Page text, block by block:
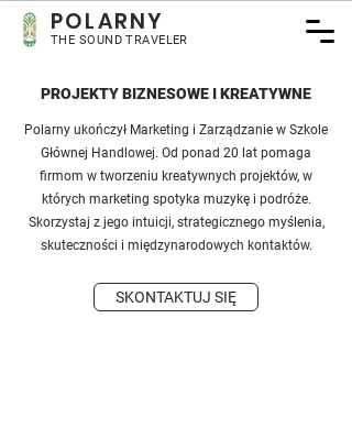
POLARNY
THE SOUND TRAVELER
PROJEKTY BIZNESOWE I KREATYWNE
Polarny ukończył Marketing i Zarządzanie w Szkole
Głównej Handlowej. Od ponad 20 lat pomaga
firmom w tworzeniu kreatywnych projektów, w
których marketing spotyka muzykę i podróże.
Skorzystaj z jego intuicji, strategicznego myślenia,
skuteczności i międzynarodowych kontaktów.
SKONTAKTUJ SIĘ